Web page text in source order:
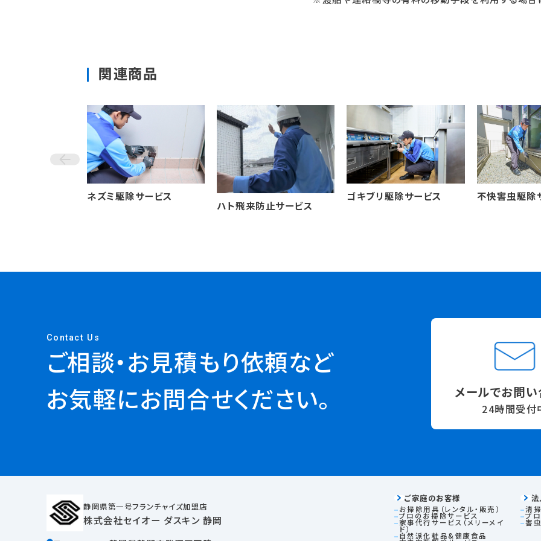
関連商品
ネズミ駆除サービス
ハト飛来防止サービス
ゴキブリ駆除サービス 不快害虫駆除
Contact Us
ご相談・お見積もり依頼など
お気軽にお問合せください。
メールでお問
24時間受付
静岡県第一号フランチャイズ加盟店
株式会社セイオー ダスキン 静岡
ご家庭のお客様
お掃除用具（レンタル・販売）
プロのお掃除サービス
家事代行サービス（メリーメイ
ド）
自然派化粧品&健康食品
清
プ
害